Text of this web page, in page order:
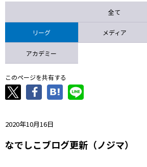
全て
リーグ メディア
アカデミー
このページを共有する
2020年10月16日
なでしこブログ更新（ノジマ）